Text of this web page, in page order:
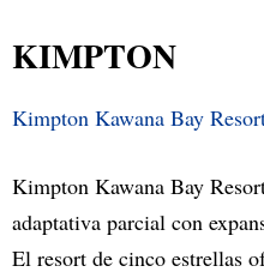
KIMPTON
Kimpton Kawana Bay
Kimpton Kawana Bay
adaptativa parcial con
El resort de cinco estrellas